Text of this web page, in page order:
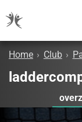
Home › Club ›